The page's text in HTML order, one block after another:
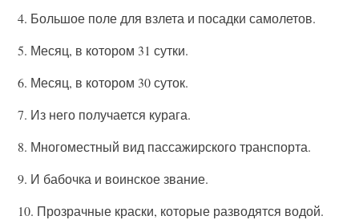
4. Большое поле для взлета и посадки самолетов.
5. Месяц, в котором 31 сутки.
6. Месяц, в котором 30 суток.
7. Из него получается курага.
8. Многоместный вид пассажирского транспорта.
9. И бабочка и воинское звание.
10. Прозрачные краски, которые разводятся водой.